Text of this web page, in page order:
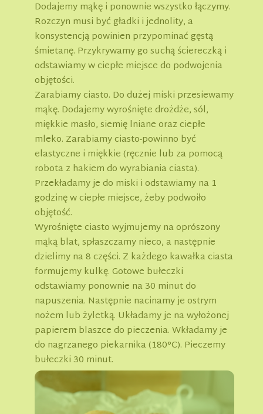
Dodajemy mąkę i ponownie wszystko łączymy.
Rozczyn musi być gładki i jednolity, a
konsystencją powinien przypominać gęstą
śmietanę. Przykrywamy go suchą ściereczką i
odstawiamy w ciepłe miejsce do podwojenia
objętości.
Zarabiamy ciasto. Do dużej miski przesiewamy
mąkę. Dodajemy wyrośnięte drożdże, sól,
miękkie masło, siemię lniane oraz ciepłe
mleko. Zarabiamy ciasto-powinno być
elastyczne i miękkie (ręcznie lub za pomocą
robota z hakiem do wyrabiania ciasta).
Przekładamy je do miski i odstawiamy na 1
godzinę w ciepłe miejsce, żeby podwoiło
objętość.
Wyrośnięte ciasto wyjmujemy na oprószony
mąką blat, spłaszczamy nieco, a następnie
dzielimy na 8 części. Z każdego kawałka ciasta
formujemy kulkę. Gotowe bułeczki
odstawiamy ponownie na 30 minut do
napuszenia. Następnie nacinamy je ostrym
nożem lub żyletką. Układamy je na wyłożonej
papierem blaszce do pieczenia. Wkładamy je
do nagrzanego piekarnika (180°C). Pieczemy
bułeczki 30 minut.